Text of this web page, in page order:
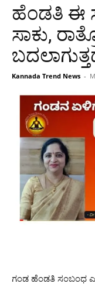
ಹೆಂಡತಿ ಈ
ಸಾಕು,
Kannada Trend News -
ಗಂಡ ಹೆಂಡತಿ ಸಂಬಂಧ